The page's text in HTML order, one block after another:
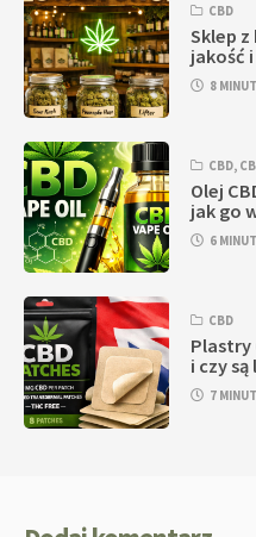
CBD
Sklep
jakość
8
CBD,
Olej
jak go
6
CBD
Plastry
i czy
7